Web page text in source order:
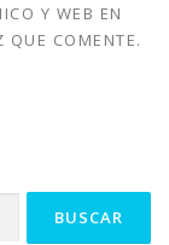
Y WEB EN
QUE COMENTE.